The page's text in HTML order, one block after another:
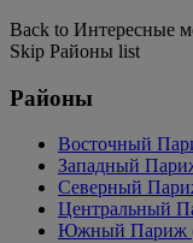
Back to Интересные
Skip Районы list
Районы
Восточный
Западный
Северный
Центральный
Южный Париж